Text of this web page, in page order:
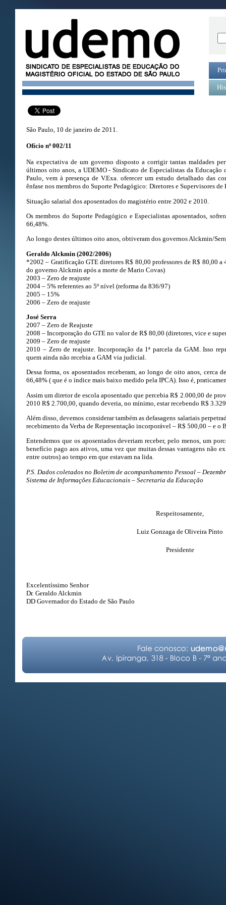
São Paulo, 10 de janeiro de 2011.
Ofício nº 002/11
Na expectativa de um governo disposto a corrigir tantas maldades
últimos oito anos, a UDEMO - Sindicato de Especialistas da
Paulo, vem à presença de V.Exa. oferecer um estudo detalhado das
ênfase nos membros do Suporte Pedagógico: Diretores e Supervisores de
Situação salarial dos aposentados do magistério entre 2002 e 2010.
Os membros do Suporte Pedagógico e Especialistas aposentados,
66,48%.
Ao longo destes últimos oito anos, obtiveram dos governos Alckmin/
Geraldo Alckmin (2002/2006)
*2002 – Gratificação GTE diretores R$ 80,00 professores de R$ 80,00
do governo Alckmin após a morte de Mario Covas)
2003 – Zero de reajuste
2004 – 5% referentes ao 5º nível (reforma da 836/97)
2005 – 15%
2006 – Zero de reajuste
José Serra
2007 – Zero de Reajuste
2008 – Incorporação do GTE no valor de R$ 80,00 (diretores, vice e
2009 – Zero de reajuste
2010 – Zero de reajuste. Incorporação da 1ª parcela da GAM. Isso
quem ainda não recebia a GAM via judicial.
Dessa forma, os aposentados receberam, ao longo de oito anos, cerca
66,48% ( que é o índice mais baixo medido pela IPCA). Isso é,
Assim um diretor de escola aposentado que percebia R$ 2.000,00 de
2010 R$ 2.700,00, quando deveria, no mínimo, estar recebendo R$
Além disso, devemos considerar também as defasagens salariais
recebimento da Verba de Representação incorporável – R$ 500,00 – e o
Entendemos que os aposentados deveriam receber, pelo menos, um
benefício pago aos ativos, uma vez que muitas dessas vantagens não
entre outros) ao tempo em que estavam na lida.
P.S. Dados coletados no Boletim de acompanhamento Pessoal –
Sistema de Informações Educacionais – Secretaria da Educação
Respeitosamente,
Luiz Gonzaga de Oliveira Pinto
Presidente
Excelentíssimo Senhor
Dr. Geraldo Alckmin
DD Governador do Estado de São Paulo